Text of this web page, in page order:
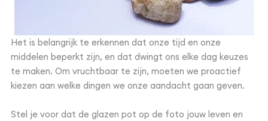
Het is belangrijk te erkennen dat onze tijd en onze
middelen beperkt zijn, en dat dwingt ons elke dag keuzes
te maken. Om vruchtbaar te zijn, moeten we proactief
kiezen aan welke dingen we onze aandacht gaan geven.
Stel je voor dat de glazen pot op de foto jouw leven en